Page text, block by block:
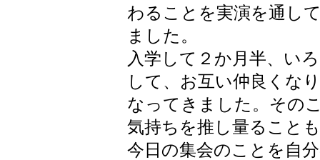
わることを実演を通し
ました。
入学して２か月半、い
して、お互い仲良くな
なってきました。その
気持ちを推し量ること
今日の集会のことを自